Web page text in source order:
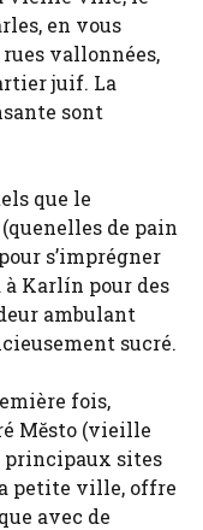
en vous
vallonnées,
juif. La
sont
que le
de pain
s’imprégner
à Karlín pour des
ambulant
sucré.
fois,
Mĕsto (vieille
principaux sites
petite ville, offre
avec de